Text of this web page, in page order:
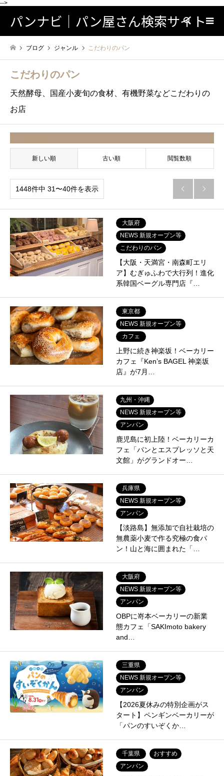
-->
パンナビ｜パン屋さん検索サイト検索
ブログ ジャンル こだわりのパン
こだわりのパン
天然酵母、国産小麦旬の食材、有機野菜などこだわりの
お店
新しい順 古い順 閲覧数順
1448件中 31〜40件を表示  
大阪府
NEWS 新規オープン等
こだわりのパン
【大阪・天満宮・南森町エリ
ア】むぎゅふわで大行列！進化
系韓国ベーグル専門店『…
東京都
NEWS 新規オープン等
カフェ
上野に続き神楽坂！ベーカリー
カフェ『Ken’s BAGEL 神楽坂
店』が7月…
九州・沖縄
NEWS 新規オープン等
アンパン
鹿児島に初上陸！ベーカリーカ
フェ「パンとエスプレッソと天
文館」がグランドオー…
兵庫県
NEWS 新規オープン等
アンパン
【淡路島】無添加で自社栽培の
無農薬小麦で作る究極の食パ
ン！山と海に囲まれた「…
大阪府
NEWS 新規オープン等
アンパン
OBPに嵜本ベーカリーの新業
態カフェ「SAKImoto bakery
and…
三重県
NEWS 新規オープン等
アンパン
【2026夏休みの特別企画がス
タート】ペンギンベーカリーが
「パンのすいぞくか…
千葉県
おすすめ
アンパン